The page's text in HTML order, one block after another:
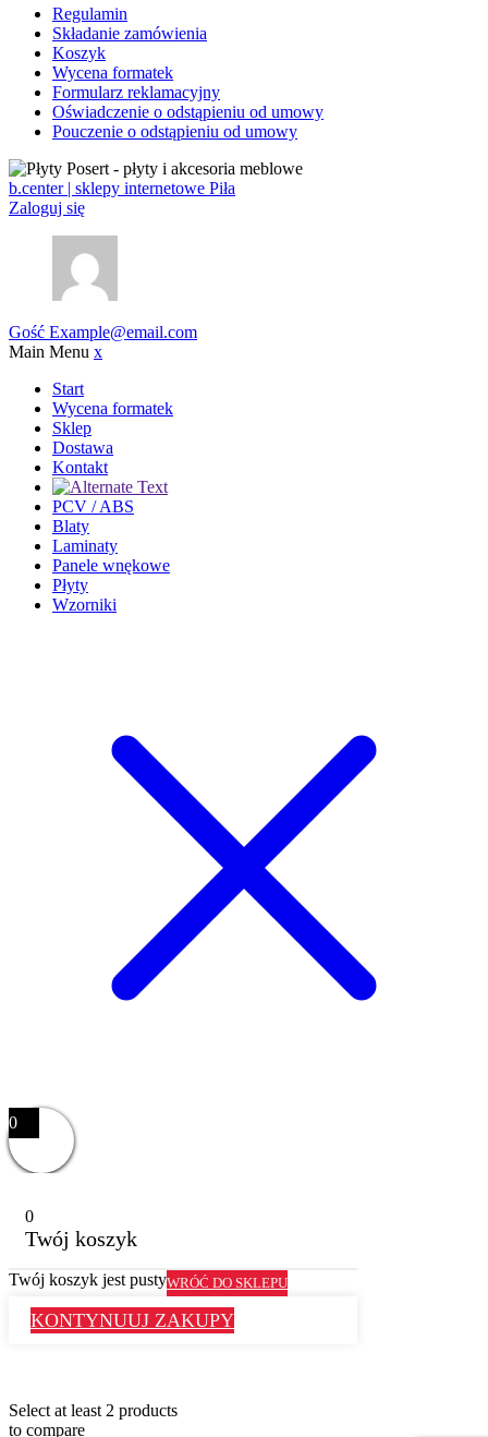
Regulamin
Składanie zamówienia
Koszyk
Wycena formatek
Formularz reklamacyjny
Oświadczenie o odstąpieniu od umowy
Pouczenie o odstąpieniu od umowy
b.center | sklepy internetowe Piła
Zaloguj się
Gość Example@email.com
Main Menu x
Start
Wycena formatek
Sklep
Dostawa
Kontakt
PCV / ABS
Blaty
Laminaty
Panele wnękowe
Płyty
Wzorniki
0
0
Twój koszyk
Twój koszyk jest pustyWRÓĆ DO SKLEPU
KONTYNUUJ ZAKUPY
Select at least 2 products
to compare